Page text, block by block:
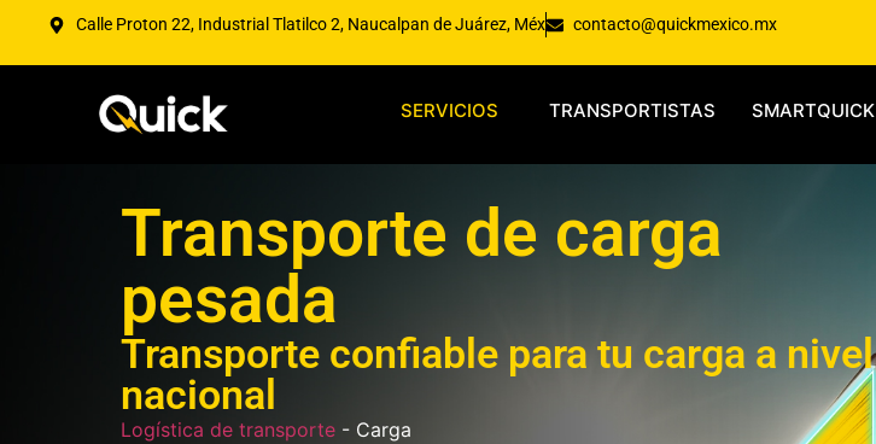
Calle Proton 22, Industrial Tlatilco 2, Naucalpan de Juárez, Méx contacto@quickmexico.mx
SERVICIOS TRANSPORTISTAS SMARTQUICK
Transporte de carga
pesada
Transporte confiable para tu carga a nivel
nacional
Logística de transporte - Carga